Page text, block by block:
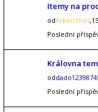
Itemy na
odArkenThas
Poslední
Královna
od
Poslední